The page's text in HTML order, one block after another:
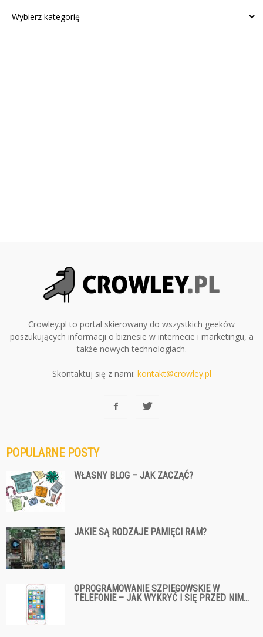
Kategorie
Crowley.pl to portal skierowany do wszystkich geeków
poszukujących informacji o biznesie w internecie i marketingu, a
także nowych technologiach.
Skontaktuj się z nami: kontakt@crowley.pl
POPULARNE POSTY
WŁASNY BLOG – JAK ZACZĄĆ?
JAKIE SĄ RODZAJE PAMIĘCI RAM?
OPROGRAMOWANIE SZPIEGOWSKIE W
TELEFONIE – JAK WYKRYĆ I SIĘ PRZED NIM...